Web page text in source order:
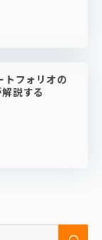
フォリオの
説する
検